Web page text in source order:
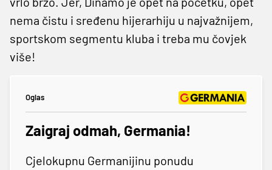
nema čistu i sređenu hijerarhiju u najvažnijem,
sportskom segmentu kluba i treba mu čovjek
više!
Oglas
Zaigraj odmah, Germania!
Cjelokupnu Germanijinu ponudu